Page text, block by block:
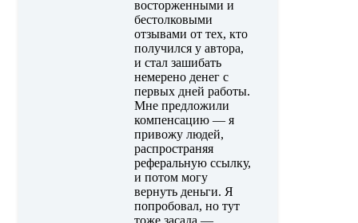
восторженными и
бестолковыми
отзывами от тех, кто
получился у автора,
и стал зашибать
немерено денег с
первых дней работы.
Мне предложили
компенсацию — я
привожу людей,
распространяя
реферальную ссылку,
и потом могу
вернуть деньги. Я
попробовал, но тут
тоже засада —